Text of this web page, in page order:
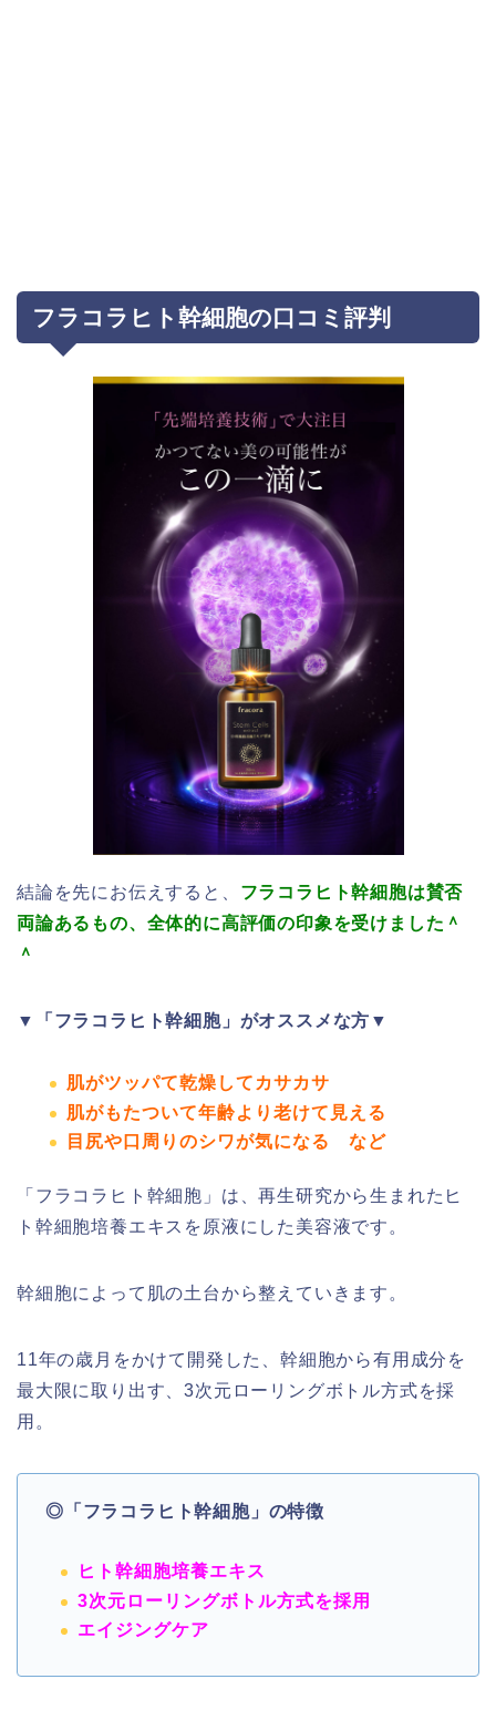
フラコラヒト幹細胞の口コミ評判
結論を先にお伝えすると、 フラコラヒト幹細胞は賛否
両論あるもの、全体的に高評価の印象を受けました＾
＾
▼「フラコラヒト幹細胞」がオススメな方▼
肌がツッパて乾燥してカサカサ
肌がもたついて年齢より老けて見える
目尻や口周りのシワが気になる
など
「フラコラヒト幹細胞」は、再生研究から生まれたヒ
ト幹細胞培養エキスを原液にした美容液です。
幹細胞によって肌の土台から整えていきます。
11年の歳月をかけて開発した、幹細胞から有用成分を
最大限に取り出す、3次元ローリングボトル方式を採
用。
◎「フラコラヒト幹細胞」の特徴
ヒト幹細胞培養エキス
3次元ローリングボトル方式を採用
エイジングケア